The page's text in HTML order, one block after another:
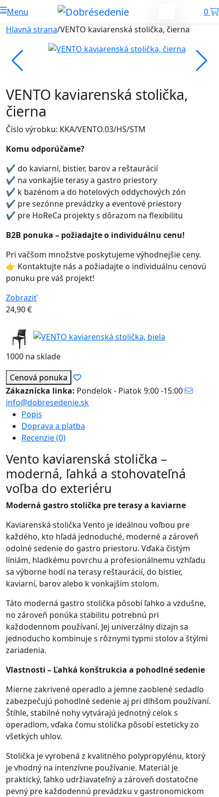
Menu
0
Hlavná strana/VENTO kaviarenská stolička, čierna
VENTO kaviarenská stolička,
čierna
Číslo výrobku: KKA/VENTO.03/HS/STM
Komu odporúčame?
✔ do kaviarní, bistier, barov a reštaurácií
✔ na vonkajšie terasy a gastro priestory
✔ k bazénom a do hotelových oddychových zón
✔ pre sezónne prevádzky a eventové priestory
✔ pre HoReCa projekty s dôrazom na flexibilitu
B2B ponuka – požiadajte o individuálnu cenu!
Pri väčšom množstve poskytujeme výhodnejšie ceny.
👉 Kontaktujte nás a požiadajte o individuálnu cenovú
ponuku pre váš projekt!
Zobraziť
24,90€
1000 na sklade
Cenová ponuka
Zákaznícka linka: Pondelok - Piatok 9:00 -15:00
info@dobresedenie.sk
Popis
Doprava a platba
Recenzie (0)
Vento kaviarenská stolička –
moderná, ľahká a stohovateľná
voľba do exteriéru
Moderná gastro stolička pre terasy a kaviarne
Kaviarenská stolička Vento je ideálnou voľbou pre
každého, kto hľadá jednoduché, moderné a zároveň
odolné sedenie do gastro priestoru. Vďaka čistým
líniám, hladkému povrchu a profesionálnemu vzhľadu
sa výborne hodí na terasy reštaurácií, do bistier,
kaviarní, barov alebo k vonkajším stolom.
Táto moderná gastro stolička pôsobí ľahko a vzdušne,
no zároveň ponúka stabilitu potrebnú pri
každodennom používaní. Jej univerzálny dizajn sa
jednoducho kombinuje s rôznymi typmi stolov a štýlmi
zariadenia.
Vlastnosti – Ľahká konštrukcia a pohodlné sedenie
Mierne zakrivené operadlo a jemne zaoblené sedadlo
zabezpečujú pohodlné sedenie aj pri dlhšom používaní.
Štíhle, stabilné nohy vytvárajú jednotný celok s
operadlom, vďaka čomu stolička pôsobí esteticky zo
všetkých uhlov.
Stolička je vyrobená z kvalitného polypropylénu, ktorý
je vhodný na intenzívne používanie. Materiál je
praktický, ľahko udržiavateľný a zároveň dostatočne
pevný pre každodennú prevádzku v gastronomickom